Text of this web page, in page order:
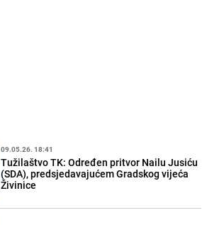
09.05.26. 18:41
Tužilaštvo TK: Određen pritvor Nailu Jusiću
(SDA), predsjedavajućem Gradskog vijeća
Živinice